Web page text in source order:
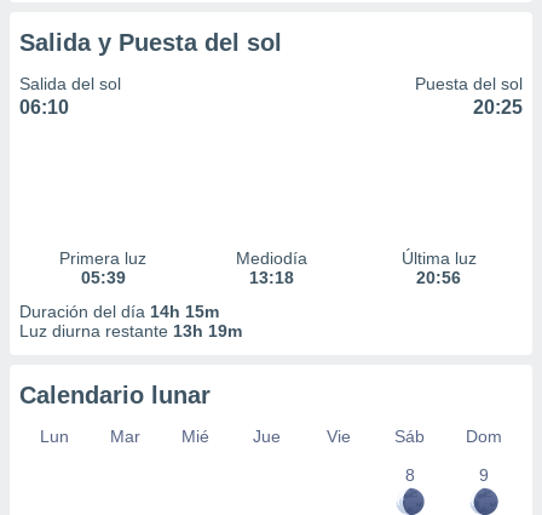
Salida y Puesta del sol
Salida del sol
06:10
Puesta del sol
20:25
Primera luz
05:39
Mediodía
13:18
Última luz
20:56
Duración del día 14h 15m
Luz diurna restante 13h 19m
Calendario lunar
Lun Mar Mié Jue Vie Sáb
Dom
8
9